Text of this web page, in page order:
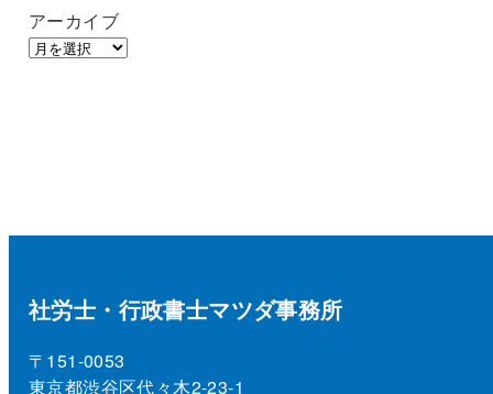
アーカイブ
社労士・行政書士マツダ事務所
〒151-0053
東京都渋谷区代々木2-23-1